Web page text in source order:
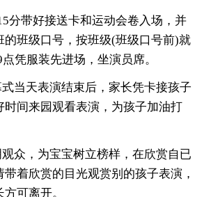
分带好接送卡和运动会卷入场，并
的班级口号，按班级(班级口号前)就
凭服装先进场，坐演员席。
当天表演结束后，家长凭卡接孩子
时间来园观看表演，为孩子加油打
众，为宝宝树立榜样，在欣赏自已
着欣赏的目光观赏别的孩子表演，
可离开。